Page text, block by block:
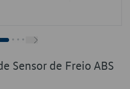
Sensor de Freio ABS